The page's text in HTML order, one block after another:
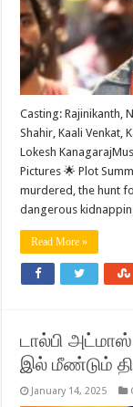
Casting: Rajinikanth,
Shahir, Kaali Venkat,
Lokesh
Pictures 🌟 Plot
murdered, the hunt
dangerous
Read More »
டால்பி அட்மாஸ்
இல் மீண்டும்
January 14, 2025